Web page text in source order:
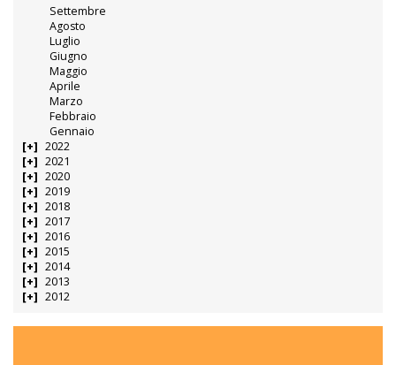
Settembre
Agosto
Luglio
Giugno
Maggio
Aprile
Marzo
Febbraio
Gennaio
2022
2021
2020
2019
2018
2017
2016
2015
2014
2013
2012